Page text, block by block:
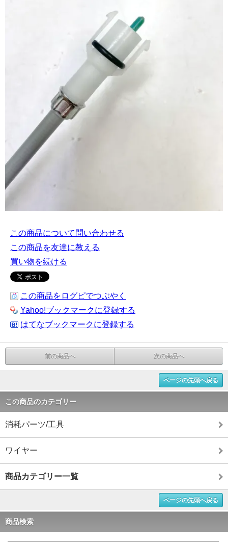
この商品について問い合わせる
この商品を友達に教える
買い物を続ける
この商品をログピでつぶやく
Yahoo!ブックマークに登録する
はてなブックマークに登録する
前の商品へ 次の商品へ
ページの先頭へ戻る
この商品のカテゴリー
消耗パーツ/工具
ワイヤー
商品カテゴリー一覧
ページの先頭へ戻る
商品検索